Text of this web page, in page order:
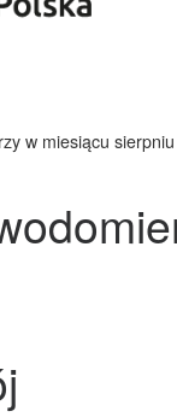
w miesiącu